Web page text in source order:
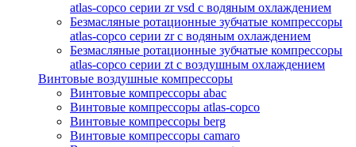
atlas-copco серии zr vsd с водяным охлаждением
Безмасляные ротационные зубчатые компрессоры
atlas-copco серии zr с водяным охлаждением
Безмасляные ротационные зубчатые компрессоры
atlas-copco серии zt с воздушным охлаждением
Винтовые воздушные компрессоры
Винтовые компрессоры abac
Винтовые компрессоры atlas-copco
Винтовые компрессоры berg
Винтовые компрессоры camaro